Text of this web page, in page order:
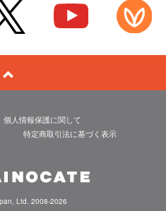
個人情報保護に関して
特定商取引法に基づく表示
Ltd. 2008-2026